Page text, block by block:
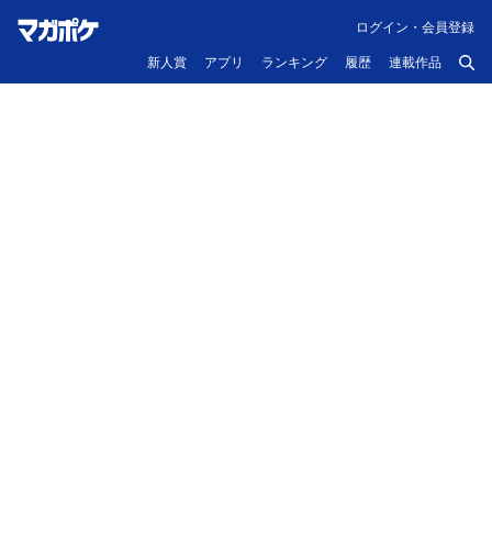
新人賞 アプリ ランキング 履歴 連載作品
ログイン・会員登録